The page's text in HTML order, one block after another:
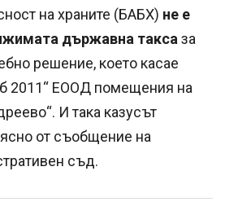
на храните (БАБХ) не е
държавна таксаза
решение, което касае
2011“ ЕООД помещения на
И така казусът
от съобщение на
съд.